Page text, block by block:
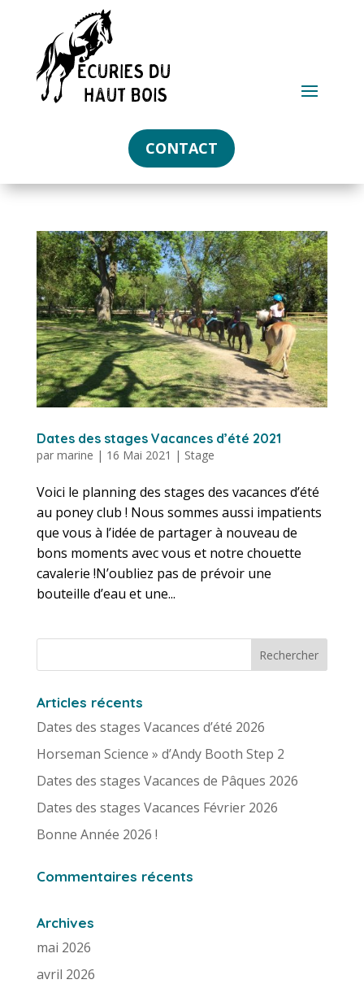
CONTACT
Dates des stages Vacances d’été 2021
par marine | 16 Mai 2021 | Stage
Voici le planning des stages des vacances d’été
au poney club ! Nous sommes aussi impatients
que vous à l’idée de partager à nouveau de
bons moments avec vous et notre chouette
cavalerie !N’oubliez pas de prévoir une
bouteille d’eau et une...
Articles récents
Dates des stages Vacances d’été 2026
Horseman Science » d’Andy Booth Step 2
Dates des stages Vacances de Pâques 2026
Dates des stages Vacances Février 2026
Bonne Année 2026 !
Commentaires récents
Archives
mai 2026
avril 2026